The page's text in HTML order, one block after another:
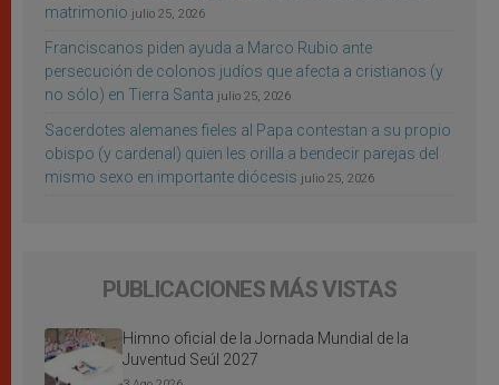
matrimonio julio 25, 2026
Franciscanos piden ayuda a Marco Rubio ante
persecución de colonos judíos que afecta a cristianos (y
no sólo) en Tierra Santa julio 25, 2026
Sacerdotes alemanes fieles al Papa contestan a su propio
obispo (y cardenal) quien les orilla a bendecir parejas del
mismo sexo en importante diócesis julio 25, 2026
PUBLICACIONES MÁS VISTAS
Himno oficial de la Jornada Mundial de la
Juventud Seúl 2027